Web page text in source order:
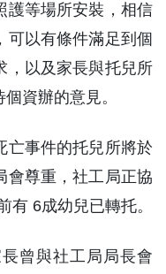
護等場所安裝，相信
可以有條件滿足到個
，以及家長與托兒所
資辦的意見。
亡事件的托兒所將於
會尊重，社工局正協
有 6成幼兒已轉托。
曾與社工局局長會